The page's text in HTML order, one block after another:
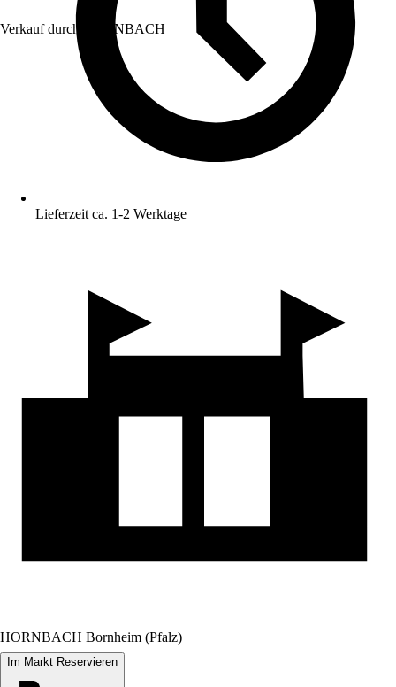
Verkauf durch: HORNBACH
Lieferzeit ca. 1-2 Werktage
HORNBACH Bornheim (Pfalz)
Im Markt Reservieren